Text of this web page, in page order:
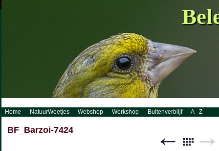
http://www.visueelconcept.nl/sitemap.xml.gz
Home NatuurWeetjes Webshop Workshop Buitenverblijf A - Z
BF_Barzoi-7424